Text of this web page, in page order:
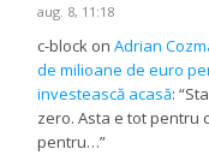
aug. 8, 11:18
c-block onAdrian
de milioane de euro
investească acasă: “
zero. Asta e tot pentru
pentru…”